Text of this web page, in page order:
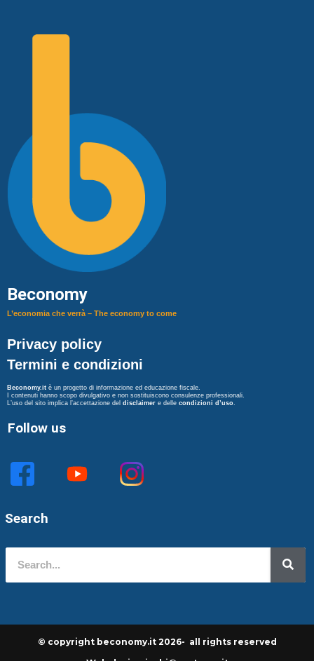
Beconomy
L’economia che verrà – The economy to come
Privacy policy
Termini e condizioni
Beconomy.it è un progetto di informazione ed educazione fiscale.
I contenuti hanno scopo divulgativo e non sostituiscono consulenze professionali.
L’uso del sito implica l’accettazione del disclaimer e delle condizioni d’uso
Follow us
Search
© copyright beconomy.it 2026- all rights reserved